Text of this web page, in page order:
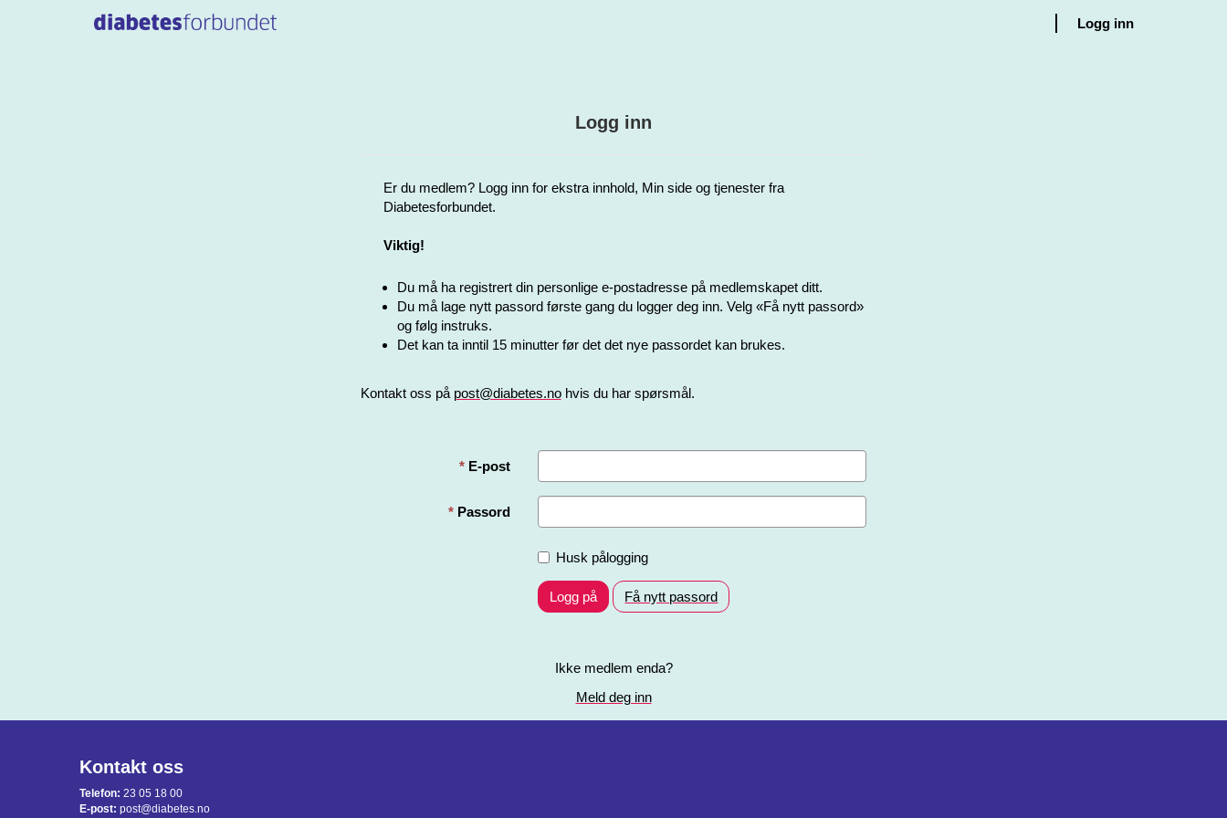
Logg inn
Logg inn
Er du medlem? Logg inn for ekstra innhold, Min side og tjenester fra
Diabetesforbundet.
Viktig!
Du må ha registrert din personlige e-postadresse på medlemskapet ditt.
Du må lage nytt passord første gang du logger deg inn. Velg «Få nytt passord»
og følg instruks.
Det kan ta inntil 15 minutter før det det nye passordet kan brukes.
Kontakt oss på post@diabetes.nohvis du har spørsmål.
E-post
Passord
Husk pålogging
Logg på Få nytt passord
Ikke medlem enda?
Meld deg inn
Kontakt oss
Telefon: 23 05 18 00
E-post: post@diabetes.no